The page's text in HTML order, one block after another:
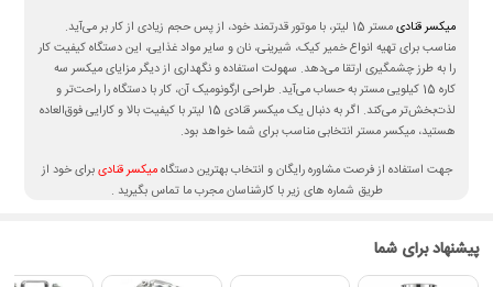
میکسر قنادی
مستر 15 لیتر، با موتور قدرتمند خود، از پس حجم زیادی از کار بر می‌آید.
مناسب برای تهیه انواع خمیر کیک، شیرینی، نان و سایر مواد غذایی، این دستگاه کیفیت کار
را به طرز چشمگیری ارتقا می‌دهد. سهولت استفاده و نگهداری از دیگر مزایای میکسر سه
کاره 15 کیلویی مستر به حساب می‌آید. طراحی ارگونومیک آن، کار با دستگاه را راحت‌تر و
لذت‌بخش‌تر می‌کند. اگر به دنبال یک میکسر قنادی 15 لیتر با کیفیت بالا و کارایی فوق‌العاده
هستید، میکسر مستر انتخابی مناسب برای شما خواهد بود.
جهت استفاده از فرصت مشاوره رایگان و انتخاب بهترین دستگاهمیکسر قنادیبرای خود از
طریق شماره های زیر با کارشناسان مجرب ما تماس بگیرید .
بررسی ویژگی‌های میکسر قنادی 15 لیتری مستر
پیشنهاد برای شما